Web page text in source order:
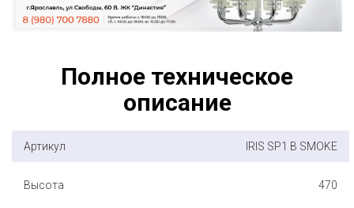
Полное техническое
описание
Артикул IRIS SP1 B SMOKE
Высота 470